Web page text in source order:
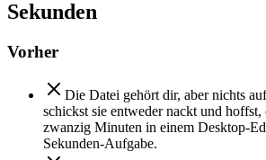
Sekunden
Vorher
Die Datei gehört dir, aber nichts
schickst sie entweder nackt und
zwanzig Minuten in einem Desktop-
Sekunden-Aufgabe.